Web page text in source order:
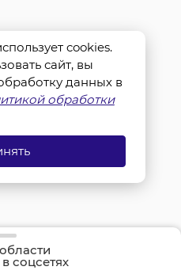
соцсетях
cookies.
сайт, вы
данных в
обработки